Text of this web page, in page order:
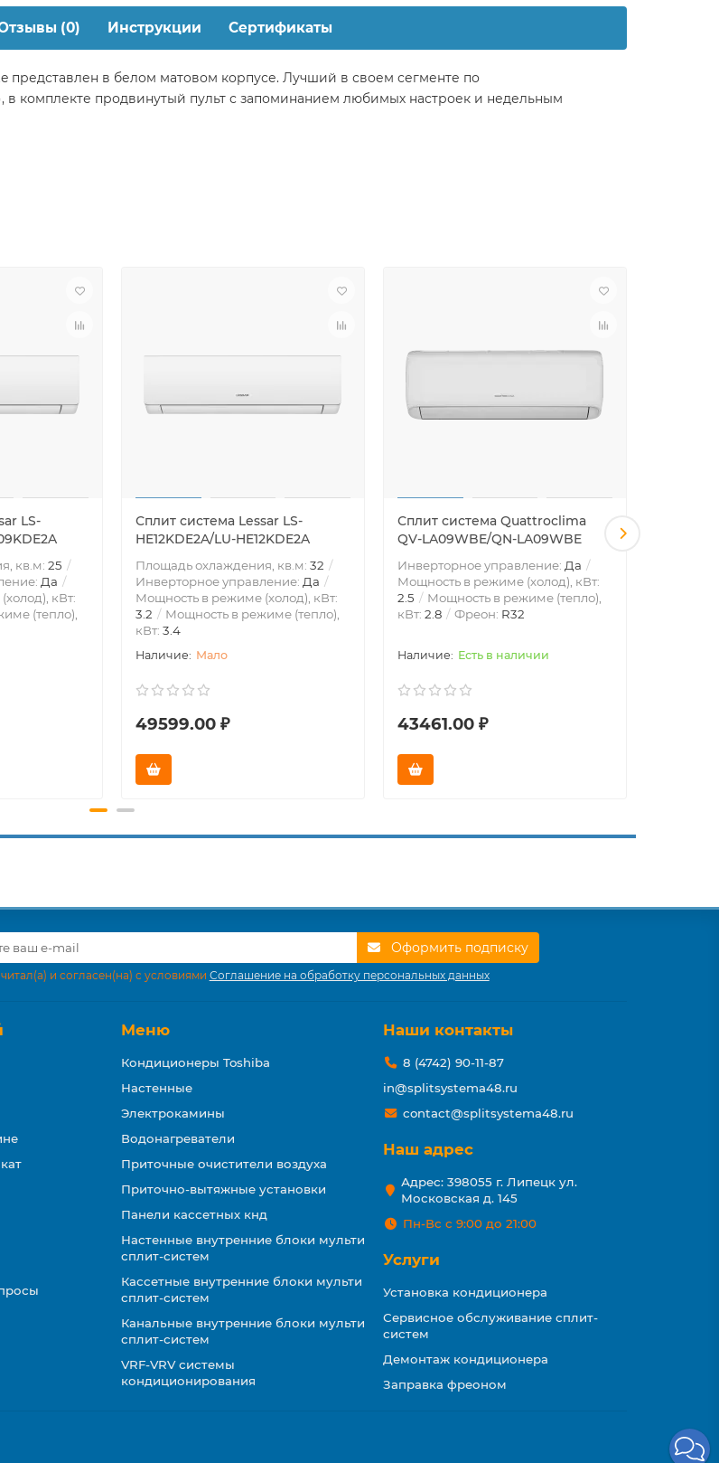
(0) Инструкции Сертификаты
в белом матовом корпусе. Лучший в своем сегменте по
в комплекте продвинутый пульт с запоминанием любимых настроек и недельным
LS-
кв.м: 25
Да
кВт:
(тепло),
Сплит система Lessar LS-
HE12KDE2A/LU-HE12KDE2A
Площадь охлаждения, кв.м: 32
Инверторное управление: Да
Мощность в режиме (холод), кВт:
3.2
Мощность в режиме (тепло),
кВт: 3.4
Мало
49599.00 ₽
Сплит система Quattroclima
QV-LA09WBE/QN-LA09WBE
Инверторное управление: Да
Мощность в режиме (холод), кВт:
2.5
Мощность в режиме (тепло),
кВт: 2.8 Фреон: R32
Есть в наличии
43461.00 ₽
Оформить подписку
и согласен(на) с условиями Соглашение на обработку персональных данных
Меню
Кондиционеры Toshiba
Настенные
Электрокамины
Водонагреватели
Приточные очистители воздуха
Приточно-вытяжные установки
Панели кассетных кнд
Настенные внутренние блоки мульти
сплит-систем
Кассетные внутренние блоки мульти
сплит-систем
Канальные внутренние блоки мульти
сплит-систем
VRF-VRV системы
кондиционирования
Наши контакты
8 (4742) 90-11-87
in@splitsystema48.ru
contact@splitsystema48.ru
Наш адрес
Адрес: 398055 г. Липецк ул.
Московская д. 145
Пн-Вс с 9:00 до 21:00
Услуги
Установка кондиционера
Сервисное обслуживание сплит-
систем
Демонтаж кондиционера
Заправка фреоном